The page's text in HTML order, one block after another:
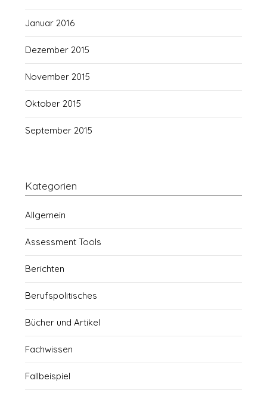
Januar 2016
Dezember 2015
November 2015
Oktober 2015
September 2015
Kategorien
Allgemein
Assessment Tools
Berichten
Berufspolitisches
Bücher und Artikel
Fachwissen
Fallbeispiel